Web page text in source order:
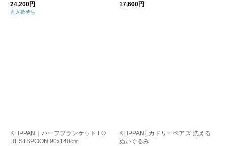
24,200円
再入荷待ち
17,600円
KLIPPAN｜ハーフブランケット FO
RESTSPOON 90x140cm
KLIPPAN│カドリーベアズ 洗える
ぬいぐるみ